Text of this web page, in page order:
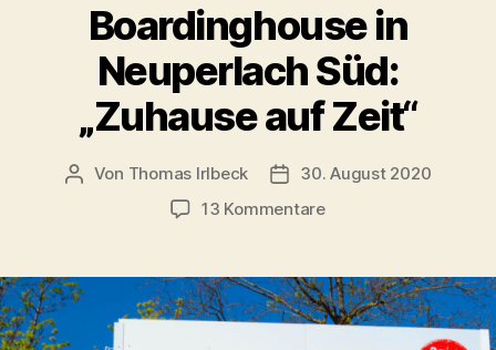
Boardinghouse in
Neuperlach Süd:
„Zuhause auf Zeit“
Beitragsautor
Von Thomas Irlbeck Veröffentlichungsdatum
30. August 2020
13 Kommentarezu
Neuperlach
Süd:
„Zuhause